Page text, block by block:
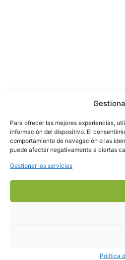
Para ofrecer las mejores experiencias,
información del dispositivo. El
comportamiento de navegación o las
puede afectar negativamente a ciertas
Gestionar los servicios
Política